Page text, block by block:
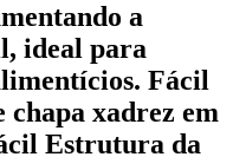
a
ideal para
Fácil
chapa xadrez em
Estrutura da